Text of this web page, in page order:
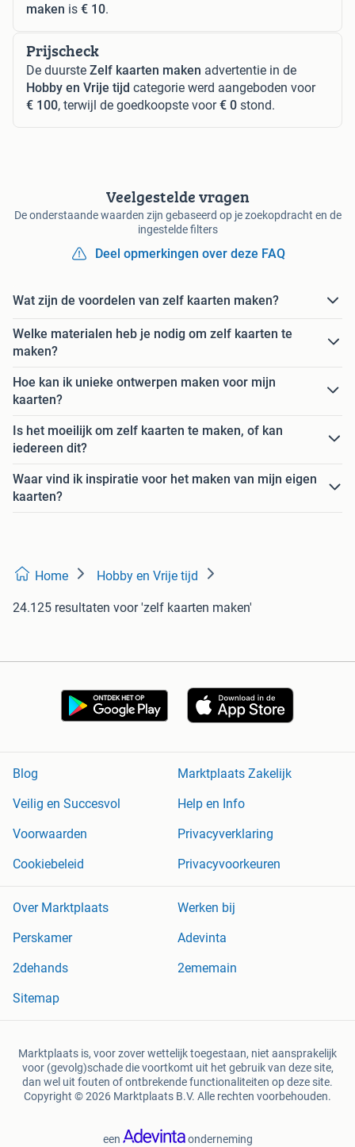
maken is € 10.
Prijscheck
De duurste Zelf kaarten maken advertentie in de
Hobby en Vrije tijd categorie werd aangeboden voor
€ 100, terwijl de goedkoopste voor€ 0 stond.
Veelgestelde vragen
De onderstaande waarden zijn gebaseerd op je zoekopdracht en de
ingestelde filters
Deel opmerkingen over deze FAQ
Wat zijn de voordelen van zelf kaarten maken?
Welke materialen heb je nodig om zelf kaarten te
maken?
Hoe kan ik unieke ontwerpen maken voor mijn
kaarten?
Is het moeilijk om zelf kaarten te maken, of kan
iedereen dit?
Waar vind ik inspiratie voor het maken van mijn eigen
kaarten?
Home Hobby en Vrije tijd
24.125 resultaten voor 'zelf kaarten maken'
Blog
Marktplaats Zakelijk
Veilig en Succesvol
Help en Info
Voorwaarden
Privacyverklaring
Cookiebeleid
Privacyvoorkeuren
Over Marktplaats
Werken bij
Perskamer
Adevinta
2dehands
2ememain
Sitemap
Marktplaats is, voor zover wettelijk toegestaan, niet aansprakelijk
voor (gevolg)schade die voortkomt uit het gebruik van deze site,
dan wel uit fouten of ontbrekende functionaliteiten op deze site.
Copyright © 2026 Marktplaats B.V. Alle rechten voorbehouden.
een onderneming